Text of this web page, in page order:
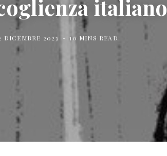
italiano
DICEMBRE 2023 10 MINS READ